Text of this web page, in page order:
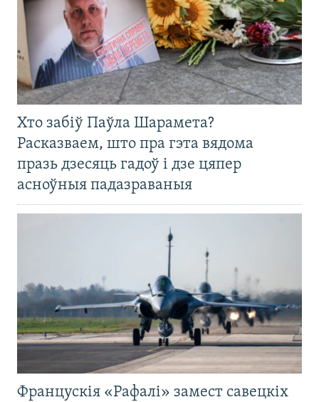
Хто забіў Паўла Шарамета?
Расказваем, што пра гэта вядома
празь дзесяць гадоў і дзе цяпер
асноўныя падазраваныя
Францускія «Рафалі» замест савецкіх